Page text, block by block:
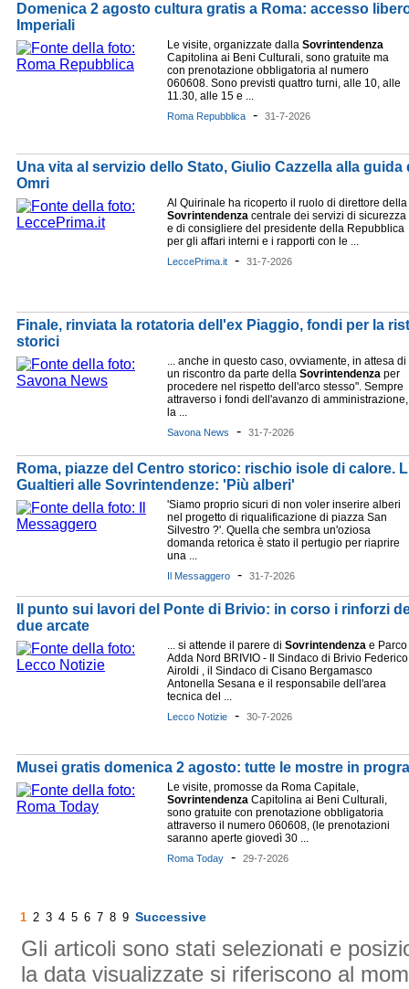
Domenica 2 agosto cultura gratis a Roma: accesso
Imperiali
Le visite, organizzate dalla Sovrintendenza
Capitolina ai Beni Culturali, sono gratuite ma
con prenotazione obbligatoria al numero
060608. Sono previsti quattro turni, alle 10, alle
11.30, alle 15 e ...
Roma Repubblica - 31-7-2026
Una vita al servizio dello Stato, Giulio Cazzella alla
Omri
Al Quirinale ha ricoperto il ruolo di direttore della
Sovrintendenza centrale dei servizi di sicurezza
e di consigliere del presidente della Repubblica
per gli affari interni e i rapporti con le ...
LeccePrima.it - 31-7-2026
Finale, rinviata la rotatoria dell'ex Piaggio, fondi per la
storici
... anche in questo caso, ovviamente, in attesa di
un riscontro da parte della Sovrintendenza per
procedere nel rispetto dell'arco stesso". Sempre
attraverso i fondi dell'avanzo di amministrazione,
la ...
Savona News - 31-7-2026
Roma, piazze del Centro storico: rischio isole di calore.
Gualtieri alle Sovrintendenze: 'Più alberi'
'Siamo proprio sicuri di non voler inserire alberi
nel progetto di riqualificazione di piazza San
Silvestro ?'. Quella che sembra un'oziosa
domanda retorica è stato il pertugio per riaprire
una ...
Il Messaggero - 31-7-2026
Il punto sui lavori del Ponte di Brivio: in corso i rinforzi
due arcate
... si attende il parere di Sovrintendenza e Parco
Adda Nord BRIVIO - Il Sindaco di Brivio Federico
Airoldi , il Sindaco di Cisano Bergamasco
Antonella Sesana e il responsabile dell'area
tecnica del ...
Lecco Notizie - 30-7-2026
Musei gratis domenica 2 agosto: tutte le mostre in
Le visite, promosse da Roma Capitale,
Sovrintendenza Capitolina ai Beni Culturali,
sono gratuite con prenotazione obbligatoria
attraverso il numero 060608, (le prenotazioni
saranno aperte giovedì 30 ...
Roma Today - 29-7-2026
1 2 3 4 5 6 7 8 9 Successive
Gli articoli sono stati selezionati e
la data visualizzate si riferiscono al